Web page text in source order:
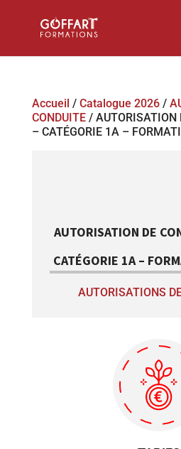
Accueil / Catalogue 2026/
CONDUITE/ AUTORISATION
– CATÉGORIE 1A –
AUTORISATION DE
CATÉGORIE 1A –
AUTORISATIONS